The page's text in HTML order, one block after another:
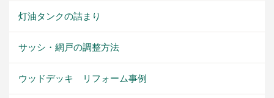
灯油タンクの詰まり
サッシ・網戸の調整方法
ウッドデッキ リフォーム事例